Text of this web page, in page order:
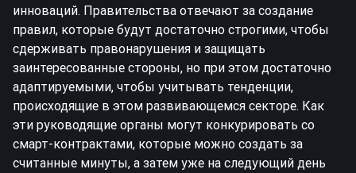
инноваций. Правительства отвечают за создание
правил, которые будут достаточно строгими, чтобы
сдерживать правонарушения и защищать
заинтересованные стороны, но при этом достаточно
адаптируемыми, чтобы учитывать тенденции,
происходящие в этом развивающемся секторе. Как
эти руководящие органы могут конкурировать со
смарт-контрактами, которые можно создать за
считанные минуты, а затем уже на следующий день